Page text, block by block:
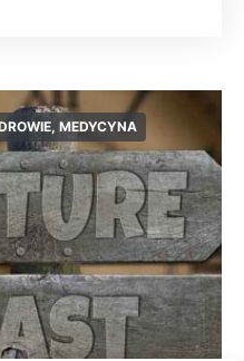
MEDYCYNA